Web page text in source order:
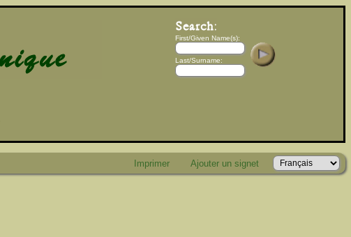
First/Given Name(s):
Last/Surname:
Imprimer Ajouter un signet